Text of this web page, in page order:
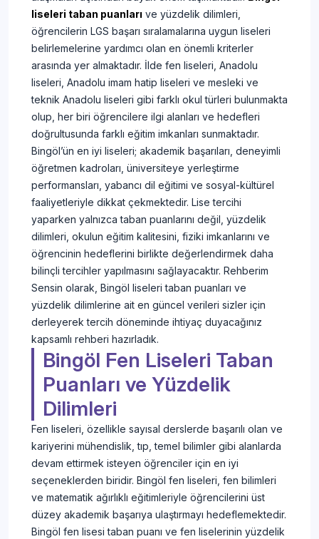
liseleri taban puanları ve yüzdelik dilimleri,
öğrencilerin LGS başarı sıralamalarına uygun liseleri
belirlemelerine yardımcı olan en önemli kriterler
arasında yer almaktadır. İlde fen liseleri, Anadolu
liseleri, Anadolu imam hatip liseleri ve mesleki ve
teknik Anadolu liseleri gibi farklı okul türleri bulunmakta
olup, her biri öğrencilere ilgi alanları ve hedefleri
doğrultusunda farklı eğitim imkanları sunmaktadır.
Bingöl’ün en iyi liseleri; akademik başarıları, deneyimli
öğretmen kadroları, üniversiteye yerleştirme
performansları, yabancı dil eğitimi ve sosyal-kültürel
faaliyetleriyle dikkat çekmektedir. Lise tercihi
yaparken yalnızca taban puanlarını değil, yüzdelik
dilimleri, okulun eğitim kalitesini, fiziki imkanlarını ve
öğrencinin hedeflerini birlikte değerlendirmek daha
bilinçli tercihler yapılmasını sağlayacaktır. Rehberim
Sensin olarak, Bingöl liseleri taban puanları ve
yüzdelik dilimlerine ait en güncel verileri sizler için
derleyerek tercih döneminde ihtiyaç duyacağınız
kapsamlı rehberi hazırladık.
Bingöl Fen Liseleri Taban
Puanları ve Yüzdelik
Dilimleri
Fen liseleri, özellikle sayısal derslerde başarılı olan ve
kariyerini mühendislik, tıp, temel bilimler gibi alanlarda
devam ettirmek isteyen öğrenciler için en iyi
seçeneklerden biridir. Bingöl fen liseleri, fen bilimleri
ve matematik ağırlıklı eğitimleriyle öğrencilerini üst
düzey akademik başarıya ulaştırmayı hedeflemektedir.
Bingöl fen lisesi taban puanı ve fen liselerinin yüzdelik